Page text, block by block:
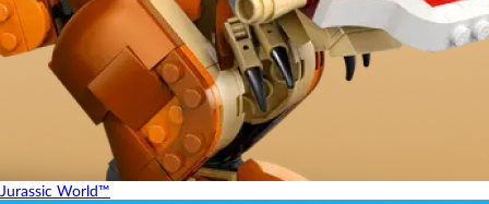
Jurassic World™